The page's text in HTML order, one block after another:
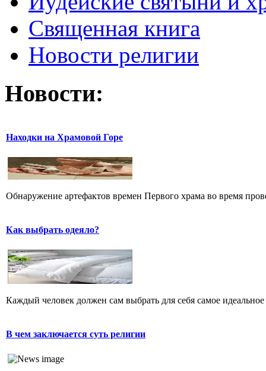
Священная книга
Новости религии
Новости:
Находки на Храмовой Горе
Обнаружение артефактов времен Первого храма во время
Как выбрать одеяло?
Каждый человек должен сам выбрать для себя самое
В чем заключается суть религии